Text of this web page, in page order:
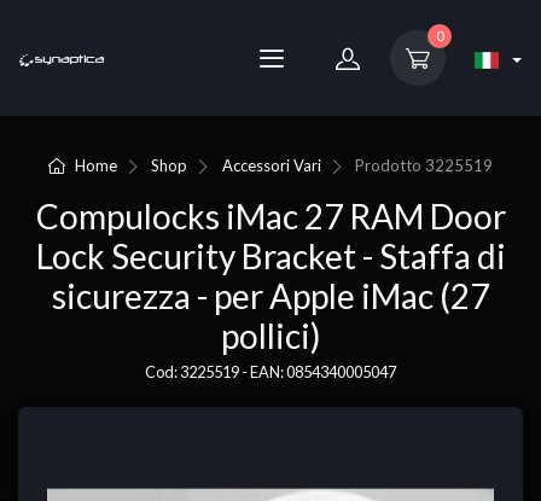
0
Home Shop Accessori Vari Prodotto 3225519
Compulocks iMac 27 RAM Door
Lock Security Bracket - Staffa di
sicurezza - per Apple iMac (27
pollici)
Cod: 3225519 - EAN: 0854340005047